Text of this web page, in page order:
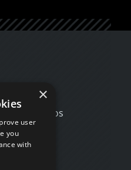
Testemunhos
FAQs
Sobre
Newsletter
×
user
you
with